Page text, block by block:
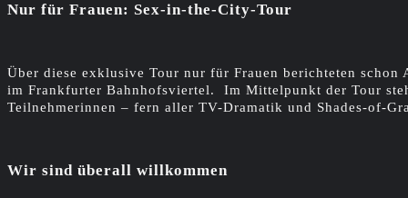
Nur für Frauen: Sex-in-the-City-Tour
Über diese exklusive Tour nur für Frauen berichteten
im Frankfurter Bahnhofsviertel. Im Mittelpunkt der Tour
Teilnehmerinnen – fern aller TV-Dramatik und Shades-of-
Wir sind überall willkommen